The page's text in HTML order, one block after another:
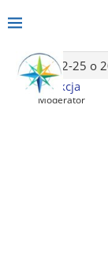
2013-12-25 o
Redakcja
Moderator